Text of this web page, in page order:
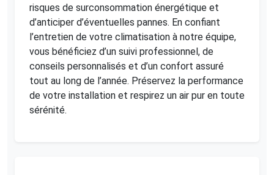
risques de surconsommation énergétique et
d’anticiper d’éventuelles pannes. En confiant
l’entretien de votre climatisation à notre équipe,
vous bénéficiez d’un suivi professionnel, de
conseils personnalisés et d’un confort assuré
tout au long de l’année. Préservez la performance
de votre installation et respirez un air pur en toute
sérénité.